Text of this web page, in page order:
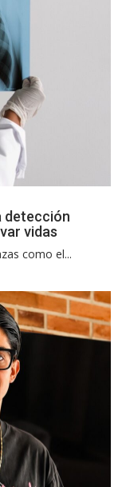
detección
vidas
como el...